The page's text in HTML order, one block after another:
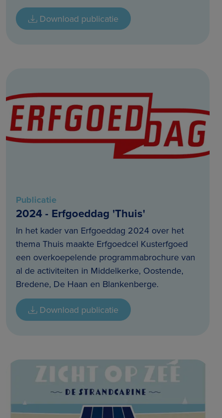
Download publicatie
Publicatie
2024 - Erfgoeddag 'Thuis'
In het kader van Erfgoeddag 2024 over het
thema Thuis maakte Erfgoedcel Kusterfgoed
een overkoepelende programmabrochure van
al de activiteiten in Middelkerke, Oostende,
Bredene, De Haan en Blankenberge.
Download publicatie